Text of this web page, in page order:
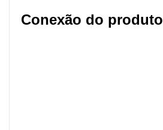
Conexão do produto